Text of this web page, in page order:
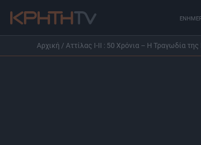
Αρχική / Αττίλας I-II : 50 Χρόνια – H Τραγωδία